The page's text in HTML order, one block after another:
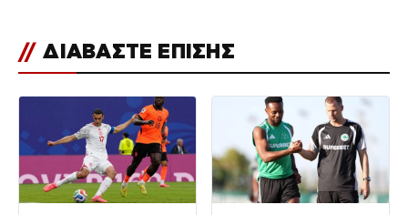
// ΔΙΑΒΑΣΤΕ ΕΠΙΣΗΣ